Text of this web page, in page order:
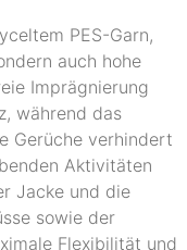
PES-Garn,
auch hohe
Imprägnierung
während das
Gerüche verhindert
Aktivitäten
Jacke und die
sowie der
Flexibilität und